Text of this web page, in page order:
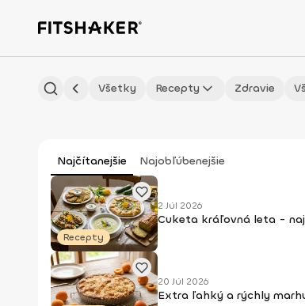
Všetky Recepty Zdravie
Najčítanejšie Najobľúbenejšie
Recepty
2 Júl 2026
Cuketa kráľovná leta -
20 Júl 2026
Extra ľahký a rýchly